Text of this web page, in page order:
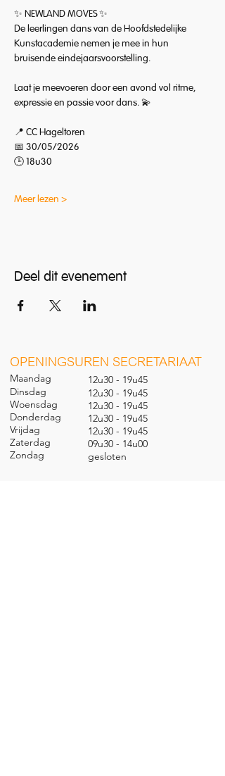
✨ NEWLAND MOVES ✨
De leerlingen dans van de Hoofdstedelijke
Kunstacademie nemen je mee in hun
bruisende eindejaarsvoorstelling.
Laat je meevoeren door een avond vol ritme,
expressie en passie voor dans. 💫
📍 CC Hageltoren
📅 30/05/2026
🕒 18u30
Meer lezen >
Deel dit evenement
OPENINGSUREN SECRETARIAAT
Maandag
Dinsdag
Woensdag
Donderdag
Vrijdag
Zaterdag
Zondag
12u30 - 19u45
12u30 - 19u45
12u30 - 19u45
12u30 - 19u45
12u30 - 19u45
09u30 - 14u00
gesloten